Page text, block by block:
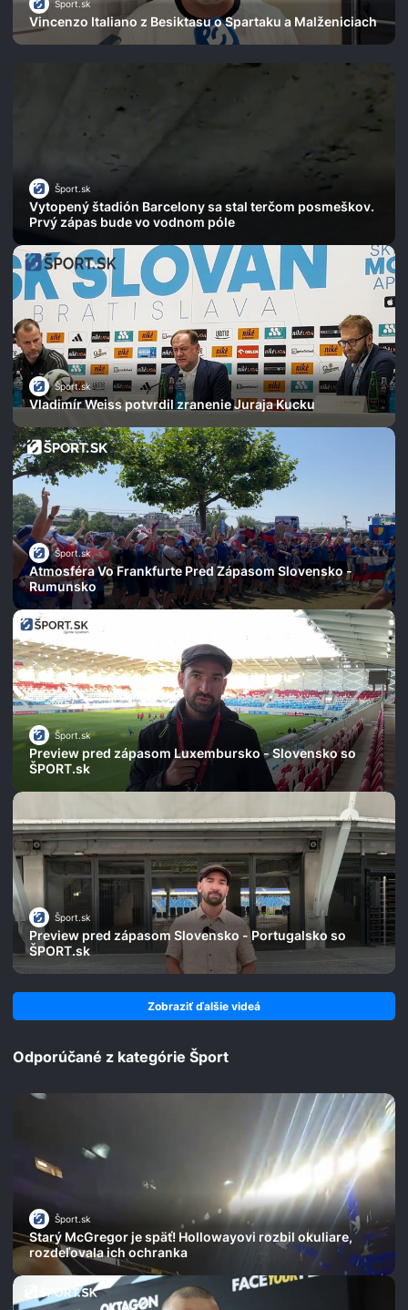
Šport.sk
Vincenzo Italiano z Besiktasu o Spartaku a Malženiciach
Šport.sk
Vytopený štadión Barcelony sa stal terčom posmeškov.
Prvý zápas bude vo vodnom póle
Šport.sk
Vladimír Weiss potvrdil zranenie Juraja Kucku
Šport.sk
Atmosféra Vo Frankfurte Pred Zápasom Slovensko -
Rumunsko
Šport.sk
Preview pred zápasom Luxembursko - Slovensko so
ŠPORT.sk
Šport.sk
Preview pred zápasom Slovensko - Portugalsko so
ŠPORT.sk
Zobraziť ďalšie videá
Odporúčané z kategórie Šport
Šport.sk
Starý McGregor je späť! Hollowayovi rozbil okuliare,
rozdeľovala ich ochranka